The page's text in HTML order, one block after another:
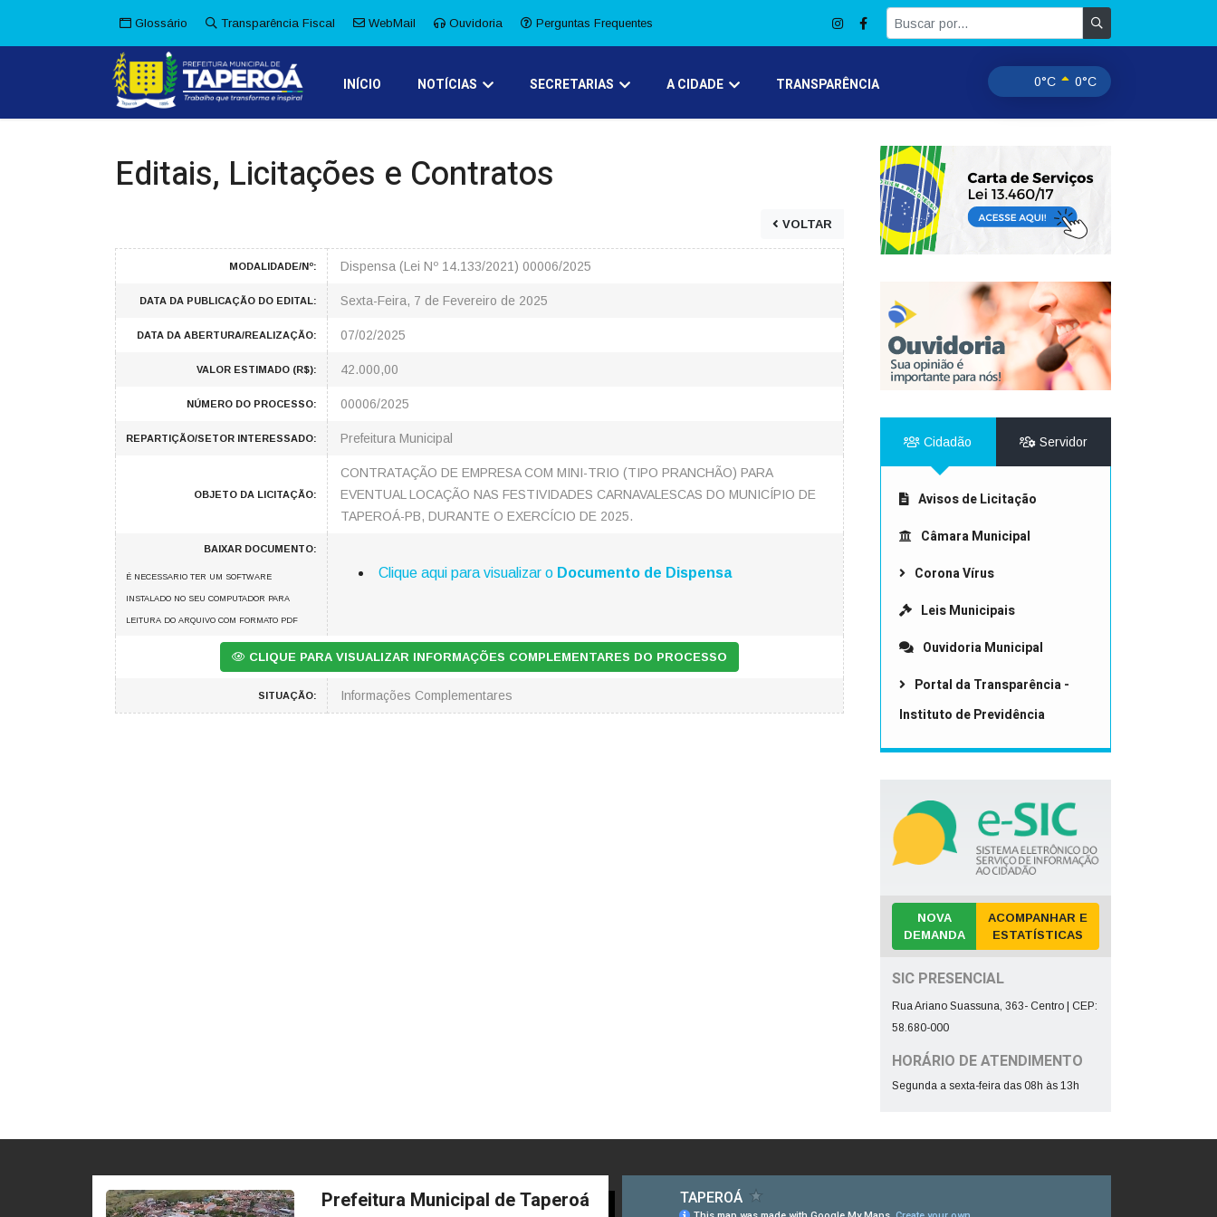
Glossário Transparência Fiscal WebMail Ouvidoria Perguntas Frequentes
0°C 0°C
INÍCIO NOTÍCIAS SECRETARIAS A CIDADE TRANSPARÊNCIA
Editais, Licitações e Contratos
VOLTAR
MODALIDADE/Nº: Dispensa (Lei Nº 14.133/2021) 00006/2025
DATA DA PUBLICAÇÃO DO EDITAL: Sexta-Feira, 7 de Fevereiro de 2025
DATA DA ABERTURA/REALIZAÇÃO: 07/02/2025
VALOR ESTIMADO (R$): 42.000,00
NÚMERO DO PROCESSO: 00006/2025
REPARTIÇÃO/SETOR INTERESSADO: Prefeitura Municipal
OBJETO DA LICITAÇÃO:
CONTRATAÇÃO DE EMPRESA COM MINI-TRIO (TIPO PRANCHÃO) PARA
EVENTUAL LOCAÇÃO NAS FESTIVIDADES CARNAVALESCAS DO MUNICÍPIO DE
TAPEROÁ-PB, DURANTE O EXERCÍCIO DE 2025.
BAIXAR DOCUMENTO:
É NECESSARIO TER UM SOFTWARE
INSTALADO NO SEU COMPUTADOR PARA
LEITURA DO ARQUIVO COM FORMATO PDF
Clique aqui para visualizar o Documento de Dispensa
CLIQUE PARA VISUALIZAR INFORMAÇÕES COMPLEMENTARES DO PROCESSO
SITUAÇÃO: Informações Complementares
Cidadão Servidor
Avisos de Licitação
Câmara Municipal
Corona Vírus
Leis Municipais
Ouvidoria Municipal
Portal da Transparência -
Instituto de Previdência
NOVA
DEMANDA
ACOMPANHAR E
ESTATÍSTICAS
SIC PRESENCIAL
Rua Ariano Suassuna, 363- Centro | CEP:
58.680-000
HORÁRIO DE ATENDIMENTO
Segunda a sexta-feira das 08h às 13h
Prefeitura Municipal de Taperoá